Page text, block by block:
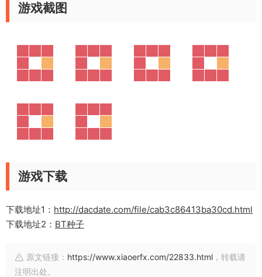
游戏截图
游戏下载
下载地址1： http://dacdate.com/file/cab3c86413ba30cd.html
下载地址2： BT种子
原文链接： https://www.xiaoerfx.com/22833.html ，转载请
注明出处。